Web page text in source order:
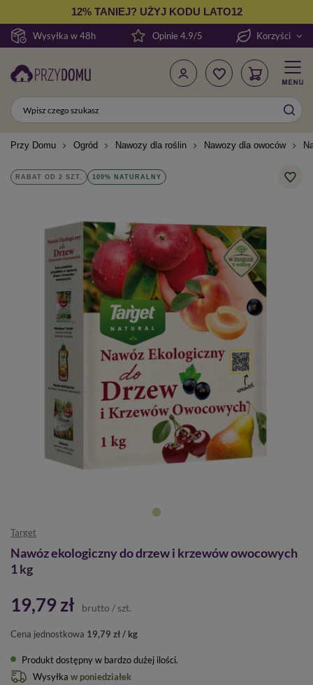
Wysyłka w 48h
12% TANIEJ? UŻYJ KODU LATO12
Opinie 4.9/5 Korzyści
Przy Domu Ogród Nawozy dla roślin Nawozy dla owoców
RABAT OD 2 SZT. 100% NATURALNY
Target
Nawóz ekologiczny do drzew i krzewów owocowych
1 kg
19,79 zł brutto / szt.
Cena jednostkowa 19,79 zł / kg
Produkt dostępny w bardzo dużej ilości
Wysyłka w poniedziałek